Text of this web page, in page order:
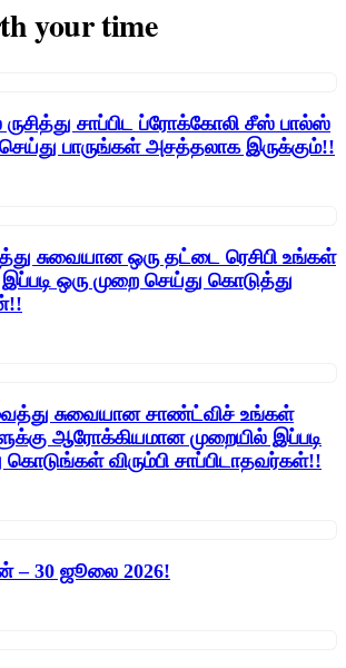
your time
சாப்பிட ப்ரோக்கோலி சீஸ் பால்ஸ்
செய்து பாருங்கள் அசத்தலாக இருக்கும்!!
சுவையான ஒரு தட்டை ரெசிபி உங்கள்
ஒரு முறை செய்து கொடுத்து
சுவையான சாண்ட்விச் உங்கள்
ஆரோக்கியமான முறையில் இப்படி
கொடுங்கள் விரும்பி சாப்பிடாதவர்கள்!!
– 30 ஜூலை 2026!